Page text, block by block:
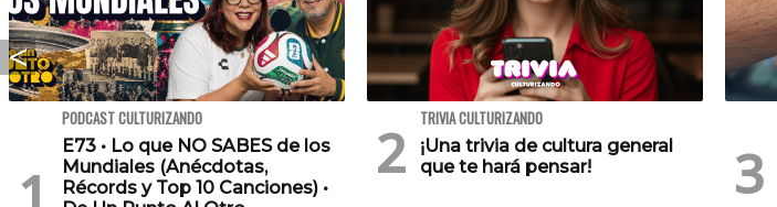
PODCAST CULTURIZANDO
E73 • Lo que NO SABES de los
Mundiales (Anécdotas,
Récords y Top 10 Canciones) •
TRIVIA CULTURIZANDO
¡Una trivia de cultura general
que te hará pensar!